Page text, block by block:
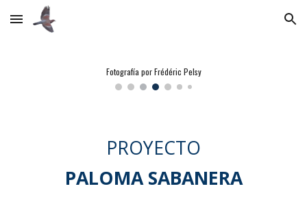
Skip to main content Skip to navigation
Fotografía por Frédéric Pelsy
PROYECTO
PALOMA SABANERA